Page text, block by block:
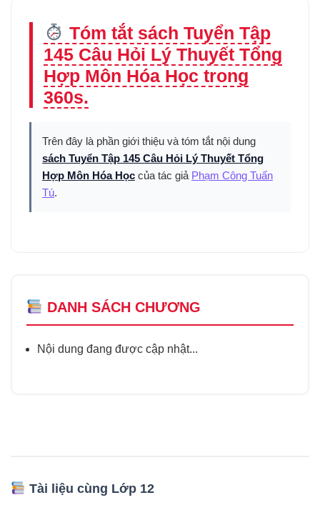
Tóm tắt sách Tuyển Tập
145 Câu Hỏi Lý Thuyết Tổng
Hợp Môn Hóa Học trong
360s.
Trên đây là phần giới thiệu và tóm tắt nội dung
sách Tuyển Tập 145 Câu Hỏi Lý Thuyết Tổng
Hợp Môn Hóa Học của tác giả Phạm Công Tuấn
Tú.
DANH SÁCH CHƯƠNG
Nội dung đang được cập nhật...
Tài liệu cùng Lớp 12